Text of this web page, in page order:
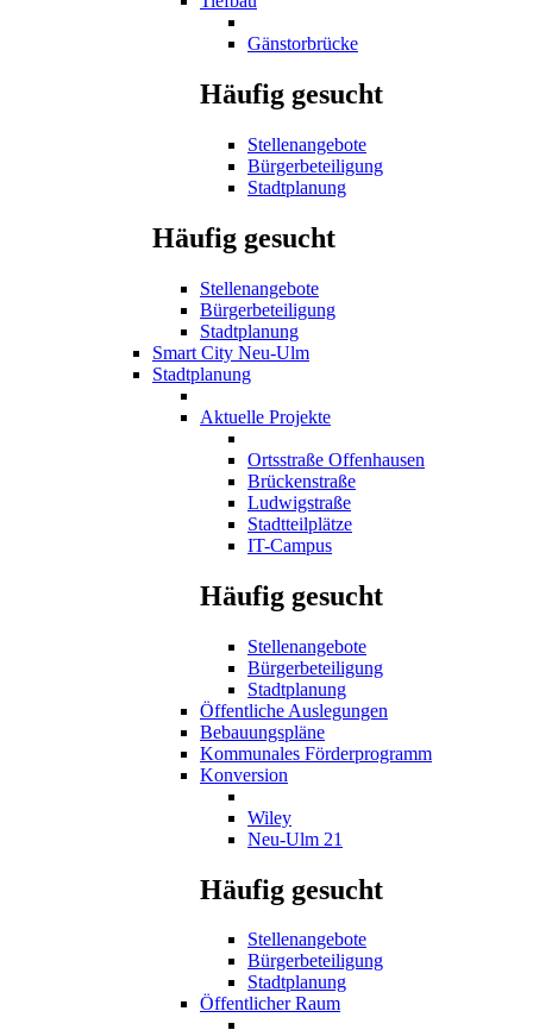
Gänstorbrücke
Häufig gesucht
Stellenangebote
Bürgerbeteiligung
Stadtplanung
Häufig gesucht
Stellenangebote
Bürgerbeteiligung
Stadtplanung
Smart City Neu-Ulm
Stadtplanung
Aktuelle Projekte
Ortsstraße Offenhausen
Brückenstraße
Ludwigstraße
Stadtteilplätze
IT-Campus
Häufig gesucht
Stellenangebote
Bürgerbeteiligung
Stadtplanung
Öffentliche Auslegungen
Bebauungspläne
Kommunales Förderprogramm
Konversion
Wiley
Neu-Ulm 21
Häufig gesucht
Stellenangebote
Bürgerbeteiligung
Stadtplanung
Öffentlicher Raum